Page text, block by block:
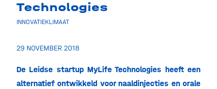
Technologies
INNOVATIEKLIMAAT
29 NOVEMBER 2018
De Leidse startup MyLife Technologies heeft een
alternatief ontwikkeld voor naaldinjecties en orale